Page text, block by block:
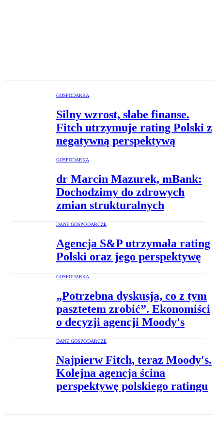
GOSPODARKA
Silny wzrost, słabe finanse.
Fitch utrzymuje rating Polski z
negatywną perspektywą
GOSPODARKA
dr Marcin Mazurek, mBank:
Dochodzimy do zdrowych
zmian strukturalnych
DANE GOSPODARCZE
Agencja S&P utrzymała rating
Polski oraz jego perspektywę
GOSPODARKA
„Potrzebna dyskusja, co z tym
pasztetem zrobić”. Ekonomiści
o decyzji agencji Moody's
DANE GOSPODARCZE
Najpierw Fitch, teraz Moody's.
Kolejna agencja ścina
perspektywę polskiego ratingu